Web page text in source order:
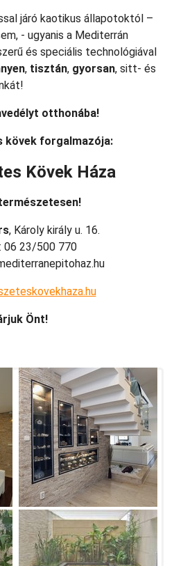
járó kaotikus állapotoktól –
- ugyanis a Mediterrán
és speciális technológiával
, tisztán, gyorsan, sitt- és
otthonába!
kövek forgalmazója:
Kövek Háza
, Károly király u. 16.
06 23/500 770
Önt!